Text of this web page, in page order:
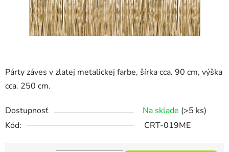
Párty záves v zlatej metalickej farbe, šírka cca. 90 cm, výška
cca. 250 cm.
Dostupnosť Na sklade (>5 ks)
Kód:
CRT-019ME